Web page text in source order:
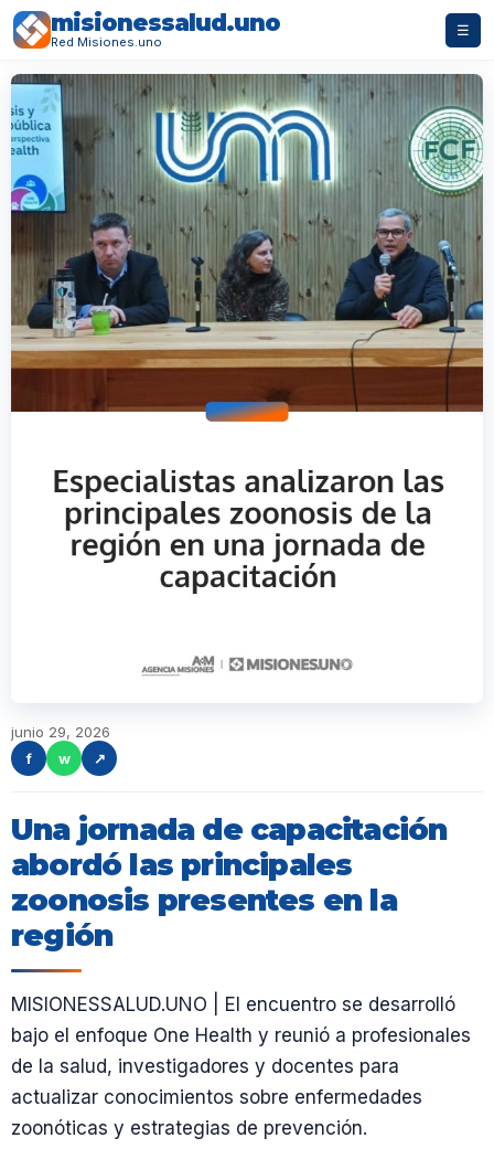
misionessalud.uno
Red Misiones.uno
☰
junio 29, 2026
f
w ↗
Una jornada de capacitación
abordó las principales
zoonosis presentes en la
región
MISIONESSALUD.UNO | El encuentro se desarrolló
bajo el enfoque One Health y reunió a profesionales
de la salud, investigadores y docentes para
actualizar conocimientos sobre enfermedades
zoonóticas y estrategias de prevención.